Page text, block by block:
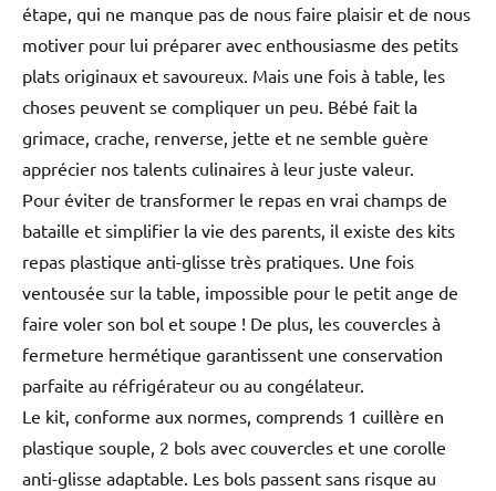
étape, qui ne manque pas de nous faire plaisir et de nous
motiver pour lui préparer avec enthousiasme des petits
plats originaux et savoureux. Mais une fois à table, les
choses peuvent se compliquer un peu. Bébé fait la
grimace, crache, renverse, jette et ne semble guère
apprécier nos talents culinaires à leur juste valeur.
Pour éviter de transformer le repas en vrai champs de
bataille et simplifier la vie des parents, il existe des kits
repas plastique anti-glisse très pratiques. Une fois
ventousée sur la table, impossible pour le petit ange de
faire voler son bol et soupe ! De plus, les couvercles à
fermeture hermétique garantissent une conservation
parfaite au réfrigérateur ou au congélateur.
Le kit, conforme aux normes, comprends 1 cuillère en
plastique souple, 2 bols avec couvercles et une corolle
anti-glisse adaptable. Les bols passent sans risque au